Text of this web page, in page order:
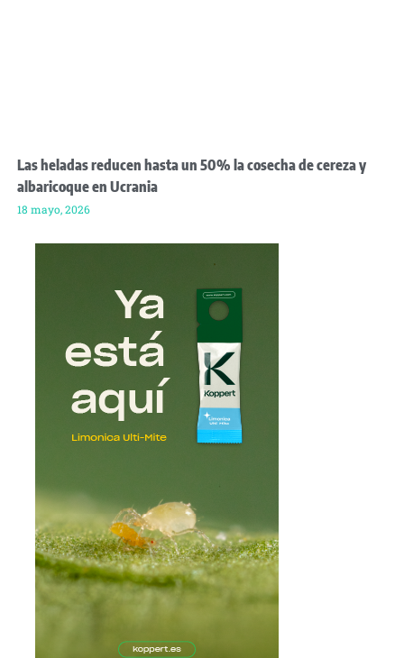
Las heladas reducen hasta un 50% la cosecha de cereza y
albaricoque en Ucrania
18 mayo, 2026